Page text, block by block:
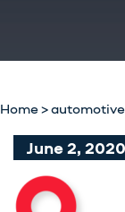
Home>
June 2, 2020